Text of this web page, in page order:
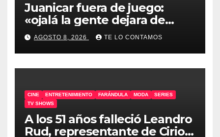
Juanicar fuera de juego:
«ojalá la gente dejara de
odiar tanto»
AGOSTO 8, 2026 TE LO CONTAMOS
CINE ENTRETENIMIENTO FARÁNDULA MODA
SERIES
TV SHOWS
A los 51 años falleció Leandro
Rud, representante de Cirio,